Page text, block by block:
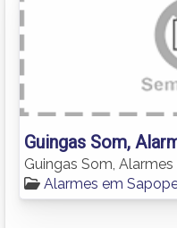
Guingas Som,
Guingas Som,
Alarmes em